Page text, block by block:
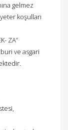
gelmez
koşulları
ZA”
ve asgari